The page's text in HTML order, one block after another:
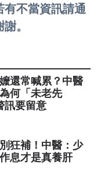
不當資訊請通
。
還常喊累？中醫
何「未老先
要留意
狂補！中醫：少
息才是真養肝